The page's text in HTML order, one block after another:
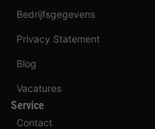
Bedrijfsgegevens
Privacy Statement
Blog
Vacatures
Service
Contact